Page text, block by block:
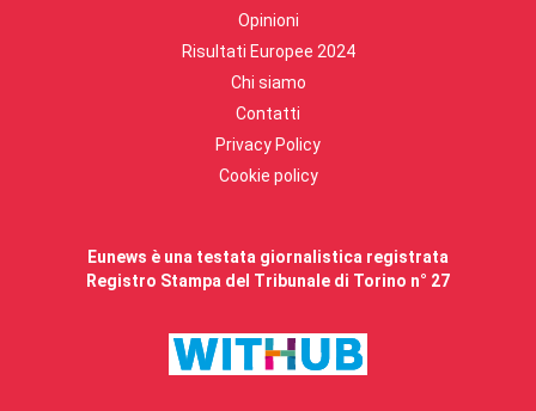
Opinioni
Risultati Europee 2024
Chi siamo
Contatti
Privacy Policy
Cookie policy
Eunews è una testata giornalistica registrata
Registro Stampa del Tribunale di Torino n° 27